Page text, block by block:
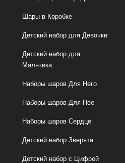
Шары в Коробке
Детский набор для Девочки
Детский набор для
Мальчика
Наборы шаров Для Него
Наборы шаров Для Нее
Наборы шаров Сердце
Детский набор Зверята
Детский набор с Цифрой